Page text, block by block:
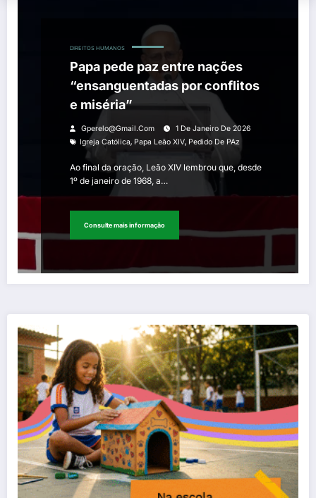
DIREITOS HUMANOS
Papa pede paz entre nações
“ensanguentadas por conflitos
e miséria”
Gperelo@gmail.com
1 De Janeiro De 2026
Igreja Católica, Papa Leão XIV, Pedido De PAz
Ao final da oração, Leão XIV lembrou que, desde
1º de janeiro de 1968, a…
Consulte mais informação